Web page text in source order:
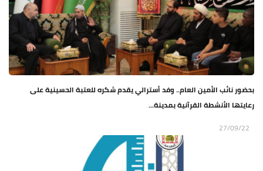
بحضور نائب الأمين العام.. وفد أسترالي يقدم شكره للعتبة الحسينية على
رعايتها الأنشطة القرآنية بمدينة...
27/09/22